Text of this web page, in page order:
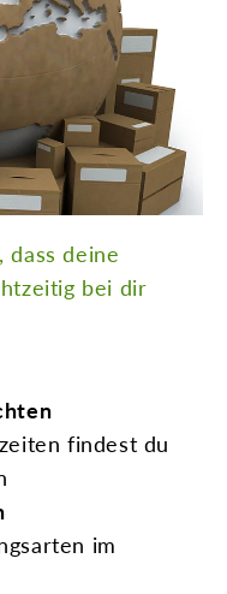
dass deine
bei dir
findest du
im